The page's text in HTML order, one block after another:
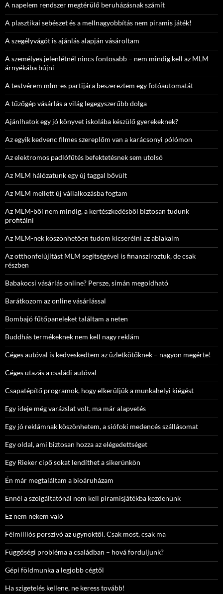
A napelem rendszer megtérülő beruházásnak számít
A plasztikai sebészet és a mellnagyobbítás nem piramis játék!
A szegélyvágót is ajánlás alapján vásároltam
A személyes jelenlétnél nincs fontosabb – nem mindig kell az MLM
árnyékába bújni
A testvérem mlm-es partijára beszereztem egy fotóautomatát
A tűzőgép vásárlás a világ legegyszerűbb dolga
Ajánlhatok egy jó könyvet iskolába készülő gyerekeknek?
Az egyik kedvenc filmes szereplőm van a karácsonyi pólómon
Az elektromos padlófűtés befektetésnek sem utolsó
Az MLM hálózatunk egy új taggal bővült
Az MLM mellett új vállalkozásba fogtam
Az MLM-ből nem mindig, a kertészkedésből biztosan tudunk
profitálni
Az MLM-nek köszönhetően tudom kicserélni az ablakaim
Az otthonfelújítást MLM segítségével is finanszíroztuk, de csak
részben
Babakocsi vásárlás online? Persze, simán megoldható
Barátkozom az online vásárlással
Bombajó fűtőpaneleket találtam a neten
Buddhás termékeknek nem kell nagy reklám
Céges autóval is kedveskedtem az üzletkötőknek – nagyon megérte!
Céges utazás a családi autóval
Csapatépítő programok, hogy elkerüljük a munkahelyi kiégést
Egy ideje még varázslat volt, ma már alapvetés
Egy jó reklámnak köszönhetem, a siófoki medencés szállásomat
Egy oldal, ami biztosan hozza az elégedettséget
Egy Rieker cipő sokat lendíthet a sikerünkön
Én már megtaláltam a bioáruházam
Ennél a szolgáltatónál nem kell piramisjátékba kezdenünk
Ez nem nekem való
Félmilliós porszívó az ügynöktől. Csak most, csak ma
Függőségi probléma a családban – hová forduljunk?
Gépi földmunka a legjobb cégtől
Ha szigetelés kellene, ne keress tovább!